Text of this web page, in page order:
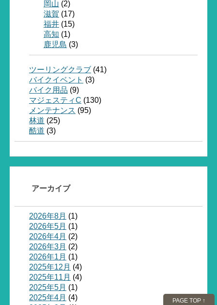
岡山 (2)
滋賀 (17)
福井 (15)
高知 (1)
鹿児島 (3)
ツーリングクラブ (41)
バイクイベント (3)
バイク用品 (9)
マジェスティC (130)
メンテナンス (95)
林道 (25)
酷道 (3)
アーカイブ
2026年8月 (1)
2026年5月 (1)
2026年4月 (2)
2026年3月 (2)
2026年1月 (1)
2025年12月 (4)
2025年11月 (4)
2025年5月 (1)
2025年4月 (4)
PAGE TOP ↑